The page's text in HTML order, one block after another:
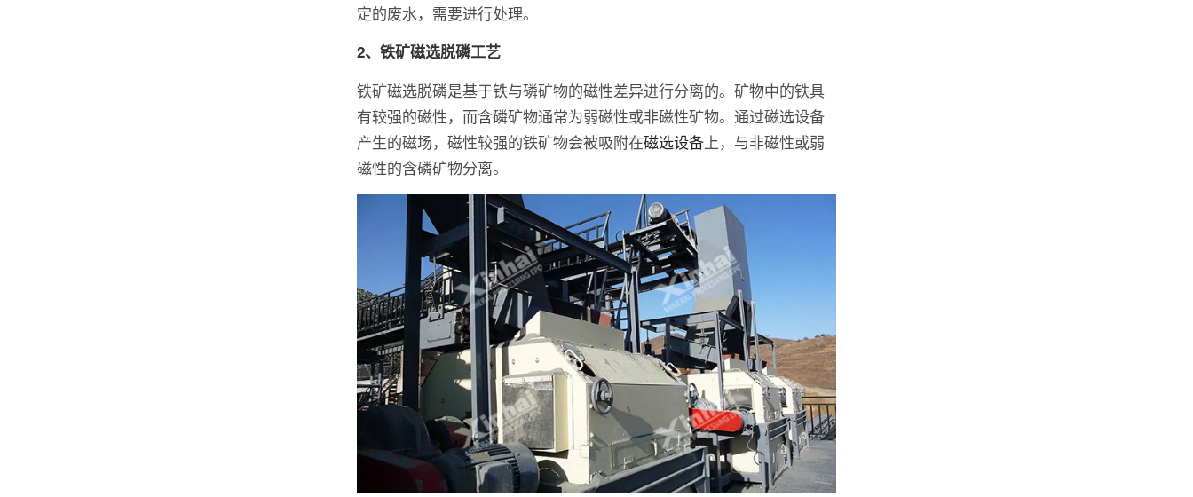
定的废水，需要进行处理。
2、铁矿磁选脱磷工艺
铁矿磁选脱磷是基于铁与磷矿物的磁性差异进行分离的。矿物中的铁具
有较强的磁性，而含磷矿物通常为弱磁性或非磁性矿物。通过磁选设备
产生的磁场，磁性较强的铁矿物会被吸附在磁选设备上，与非磁性或弱
磁性的含磷矿物分离。